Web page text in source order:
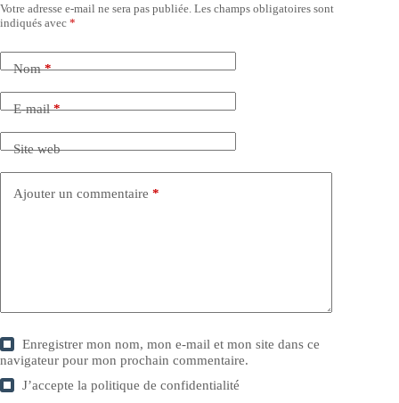
Votre adresse e-mail ne sera pas publiée. Les champs obligatoires sont
indiqués avec *
Nom*
E-mail*
Site web
Ajouter un commentaire *
Enregistrer mon nom, mon e-mail et mon site dans ce
navigateur pour mon prochain commentaire.
J’accepte lapolitique de confidentialité